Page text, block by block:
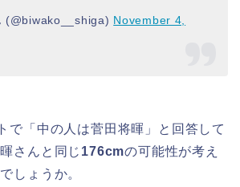
(@biwako__shiga) November 4,
で「中の人は菅田将暉」と回答して
さんと同じ 176cmの可能性が考え
しょうか。